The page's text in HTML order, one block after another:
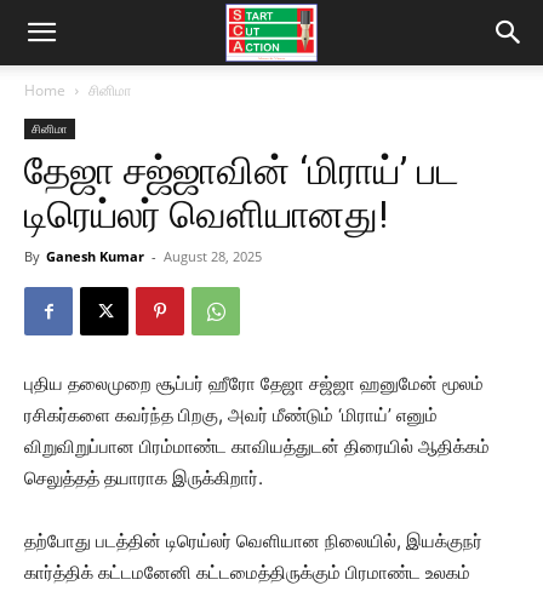
Home சினிமா
சினிமா
தேஜா சஜ்ஜாவின் ‘மிராய்’ பட
டிரெய்லர் வெளியானது!
By Ganesh Kumar - August 28, 2025
புதிய தலைமுறை சூப்பர் ஹீரோ தேஜா சஜ்ஜா ஹனுமேன் மூலம்
ரசிகர்களை கவர்ந்த பிறகு, அவர் மீண்டும் ‘மிராய்’ எனும்
விறுவிறுப்பான பிரம்மாண்ட காவியத்துடன் திரையில் ஆதிக்கம்
செலுத்தத் தயாராக இருக்கிறார்.
தற்போது படத்தின் டிரெய்லர் வெளியான நிலையில், இயக்குநர்
கார்த்திக் கட்டமனேனி கட்டமைத்திருக்கும் பிரமாண்ட உலகம்